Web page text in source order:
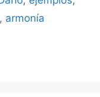
, armonía